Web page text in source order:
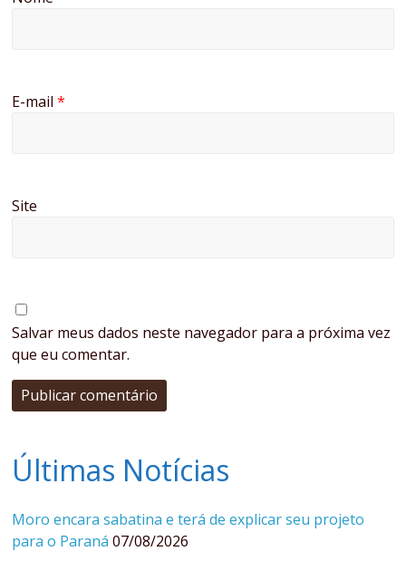
E-mail*
Site
Salvar meus dados neste navegador para a próxima vez
que eu comentar.
Últimas Notícias
Moro encara sabatina e terá de explicar seu projeto
para o Paraná 07/08/2026